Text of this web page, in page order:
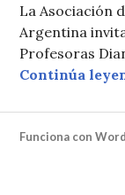
La Asociación
Argentina
Profesoras
Continúa
Funciona con